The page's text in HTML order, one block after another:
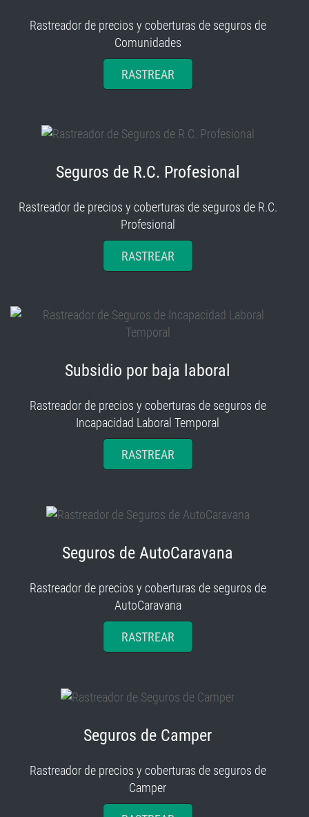
Rastreador de precios y coberturas de seguros de
Comunidades
RASTREAR
Seguros de R.C. Profesional
Rastreador de precios y coberturas de seguros de R.C.
Profesional
RASTREAR
Subsidio por baja laboral
Rastreador de precios y coberturas de seguros de
Incapacidad Laboral Temporal
RASTREAR
Seguros de AutoCaravana
Rastreador de precios y coberturas de seguros de
AutoCaravana
RASTREAR
Seguros de Camper
Rastreador de precios y coberturas de seguros de
Camper